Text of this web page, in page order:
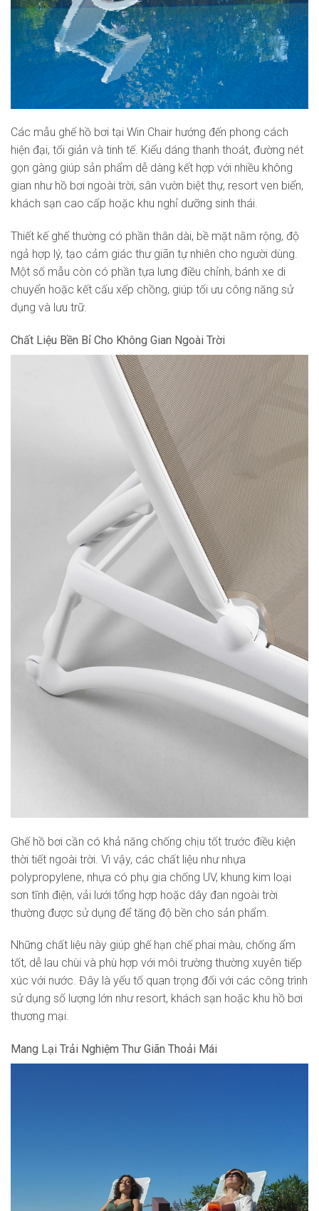
Các mẫu ghế hồ bơi tại Win Chair hướng đến phong cách
hiện đại, tối giản và tinh tế. Kiểu dáng thanh thoát, đường nét
gọn gàng giúp sản phẩm dễ dàng kết hợp với nhiều không
gian như hồ bơi ngoài trời, sân vườn biệt thự, resort ven biển,
khách sạn cao cấp hoặc khu nghỉ dưỡng sinh thái.
Thiết kế ghế thường có phần thân dài, bề mặt nằm rộng, độ
ngả hợp lý, tạo cảm giác thư giãn tự nhiên cho người dùng.
Một số mẫu còn có phần tựa lưng điều chỉnh, bánh xe di
chuyển hoặc kết cấu xếp chồng, giúp tối ưu công năng sử
dụng và lưu trữ.
Chất Liệu Bền Bỉ Cho Không Gian Ngoài Trời
Ghế hồ bơi cần có khả năng chống chịu tốt trước điều kiện
thời tiết ngoài trời. Vì vậy, các chất liệu như nhựa
polypropylene, nhựa có phụ gia chống UV, khung kim loại
sơn tĩnh điện, vải lưới tổng hợp hoặc dây đan ngoài trời
thường được sử dụng để tăng độ bền cho sản phẩm.
Những chất liệu này giúp ghế hạn chế phai màu, chống ẩm
tốt, dễ lau chùi và phù hợp với môi trường thường xuyên tiếp
xúc với nước. Đây là yếu tố quan trọng đối với các công trình
sử dụng số lượng lớn như resort, khách sạn hoặc khu hồ bơi
thương mại.
Mang Lại Trải Nghiệm Thư Giãn Thoải Mái